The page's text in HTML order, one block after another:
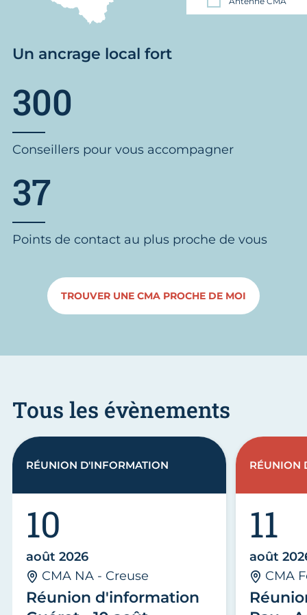
Un ancrage local fort
300
Conseillers pour vous accompagner
37
Points de contact au plus proche de vous
TROUVER UNE CMA PROCHE DE MOI
Tous les évènements
Réunion d'information
10
août 2026
CMA NA - Creuse
RÉUNION D'INFORMATION
11
août
CMA
RÉUNION